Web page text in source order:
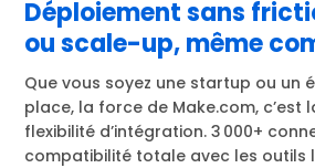
Déploiement sans
ou scale-up, même
Que vous soyez une startup ou un
place, la force de Make.com, c’est
flexibilité d’intégration. 3 000+
compatibilité totale avec les outils